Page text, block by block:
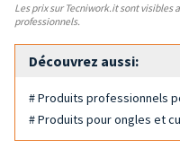
Les prix sur Tecniwork.it sont
professionnels.
Découvrez aussi:
# Produits professionnels
# Produits pour ongles et